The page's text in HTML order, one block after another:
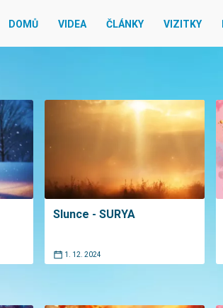
DOMŮ VIDEA ČLÁNKY VIZITKY
Slunce - SURYA
1. 12. 2024